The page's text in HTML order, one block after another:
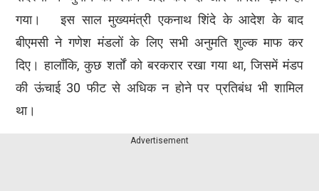
गया। इस साल मुख्यमंत्री एकनाथ शिंदे के आदेश के बाद
बीएमसी ने गणेश मंडलों के लिए सभी अनुमति शुल्क माफ कर
दिए। हालाँकि, कुछ शर्तों को बरकरार रखा गया था, जिसमें मंडप
की ऊंचाई 30 फीट से अधिक न होने पर प्रतिबंध भी शामिल
था।
Advertisement